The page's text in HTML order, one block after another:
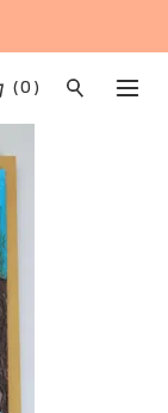
( 0 )